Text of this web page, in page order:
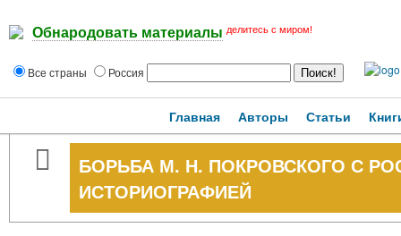
Обнародовать материалы делитесь с миром!
Все страны Россия
Главная Авторы Статьи
БОРЬБА М. Н. ПОКРОВСКОГО С
ИСТОРИОГРАФИЕЙ